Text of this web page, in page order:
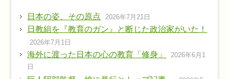
日本の姿、その原点 2026年7月21日
日教組を『教育のガン』と断じた政治家がいた！
2026年7月1日
海外に渡った日本の心の教育「修身」 2026年6月1
日